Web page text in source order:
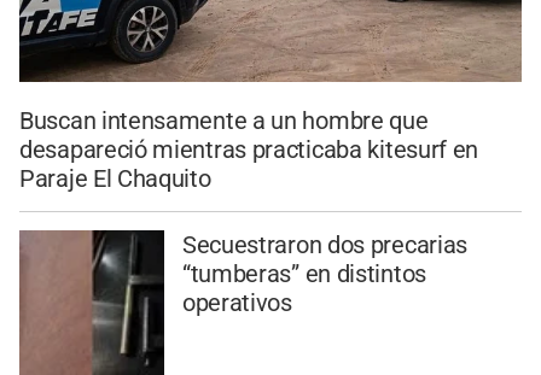
Buscan intensamente a un hombre que
desapareció mientras practicaba kitesurf en
Paraje El Chaquito
Secuestraron dos precarias
“tumberas” en distintos
operativos